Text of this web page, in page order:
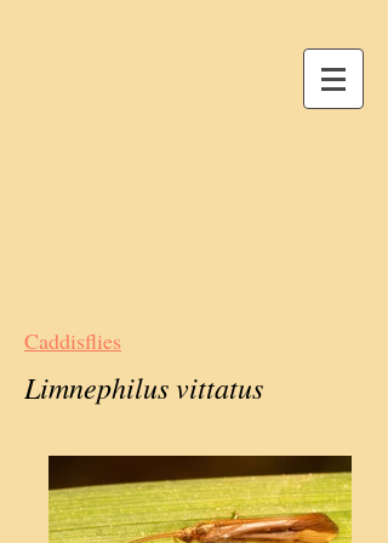
Caddisflies
Limnephilus vittatus